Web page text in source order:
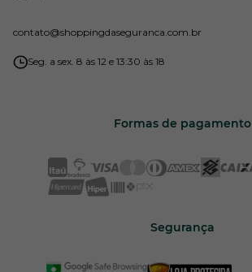
contato@shoppingdaseguranca.com.br
Seg. a sex. 8 às 12 e 13:30 às 18
Formas de pagamento
Segurança